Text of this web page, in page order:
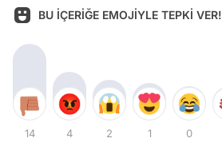
BU İÇERİĞE EMOJİYLE TEPKİ VER!
14 4 2 1 0